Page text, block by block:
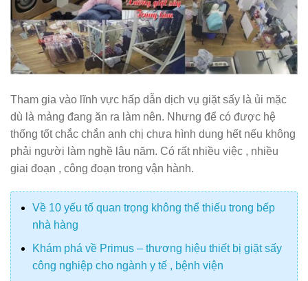
Tham gia vào lĩnh vực hấp dẫn dịch vụ giặt sấy là ủi mặc
dù là mảng đang ăn ra làm nên. Nhưng để có được hệ
thống tốt chắc chắn anh chị chưa hình dung hết nếu không
phải người làm nghề lâu năm. Có rất nhiều việc , nhiều
giai đoạn , công đoạn trong vận hành.
Về 10 yếu tố quan trọng không thể thiếu trong bếp
nhà hàng
Khám phá về Primus – thương hiệu thiết bị giặt sấy
công nghiệp cho ngành y tế , bệnh viện